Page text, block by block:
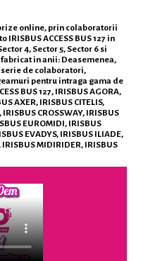
online, prin colaboratorii
ACCESS BUS 127 in
4, Sector 5, Sector 6 si
fabricat in anii: Deasemenea,
de colaboratori,
pentru intraga gama de
BUS 127, IRISBUS AGORA,
AXER, IRISBUS CITELIS,
IRISBUS CROSSWAY, IRISBUS
EUROMIDI, IRISBUS
EVADYS, IRISBUS ILIADE,
IRISBUS MIDIRIDER, IRISBUS